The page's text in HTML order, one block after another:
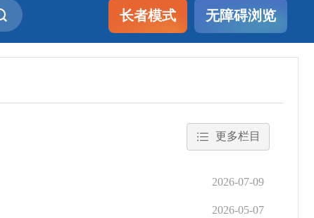
长者模式 无障碍浏览
更多栏目
2026-07-09
2026-05-07